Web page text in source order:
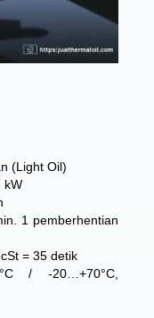
(Light Oil)
kW
1 pemberhentian
= 35 detik
/ -20…+70°C,